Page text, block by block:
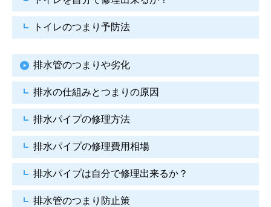
トイレのつまり予防法
排水管のつまりや劣化
排水の仕組みとつまりの原因
排水パイプの修理方法
排水パイプの修理費用相場
排水パイプは自分で修理出来るか？
排水管のつまり防止策